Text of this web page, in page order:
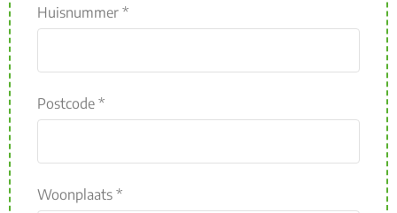
Huisnummer *
Postcode *
Woonplaats *